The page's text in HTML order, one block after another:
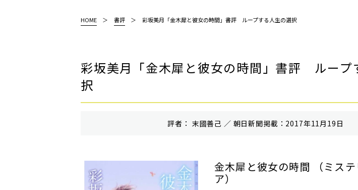
HOME 書評 彩坂美月「金木犀と彼女の時間」書評 ループする人生の選択
彩坂美月「金木犀と彼女の時間」書評 ループ
択
評者： 末國善己 ／ 朝⽇新聞掲載：2017年11月19日
金木犀と彼女の時間 （ミス
ア）